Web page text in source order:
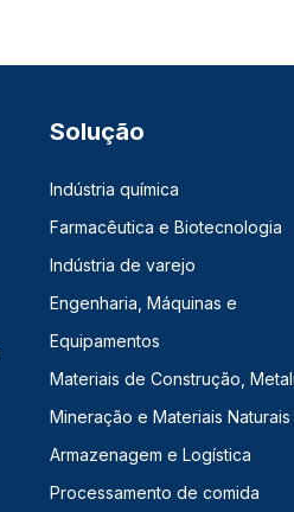
Solução
Indústria química
Farmacêutica e Biotecnologia
Indústria de varejo
Engenharia, Máquinas e
Equipamentos
Materiais de Construção,
Mineração e Materiais Naturais
Armazenagem e Logística
Processamento de comida